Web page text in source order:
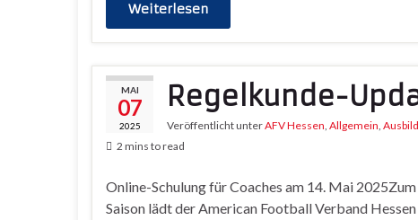
Weiterlesen
MAI
07
2025
Regelkunde-
Veröffentlicht unterAFV Hessen, Allgemein,
2 mins to read
Online-Schulung für Coaches am 14. Mai
Saison lädt der American Football Verband